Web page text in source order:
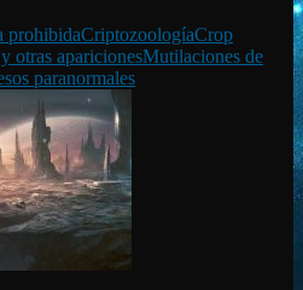
prohibidaCriptozoologíaCrop
otras aparicionesMutilaciones de
paranormales